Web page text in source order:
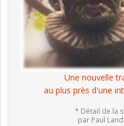
Une nouvelle
au plus près d'une
* Détail de la
par Paul